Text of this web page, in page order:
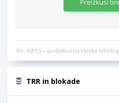
Vir: AJPES – podatkovna zbirka letnih
TRR in blokade